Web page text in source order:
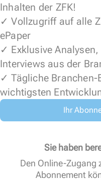
Inhalten der ZFK!
✓ Vollzugriff auf alle
ePaper
✓ Exklusive
Interviews aus der
✓ Tägliche
wichtigsten
Ihr
Sie haben
Den Online-Zugang
Abonnement